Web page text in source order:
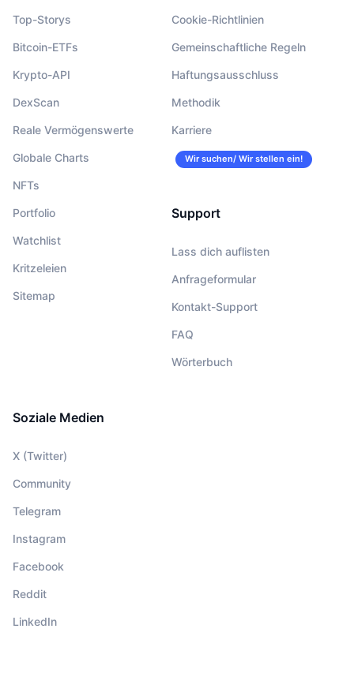
Top-Storys
Bitcoin-ETFs
Krypto-API
DexScan
Reale Vermögenswerte
Globale Charts
NFTs
Portfolio
Watchlist
Kritzeleien
Sitemap
Cookie-Richtlinien
Gemeinschaftliche Regeln
Haftungsausschluss
Methodik
Karriere
Wir suchen/ Wir stellen ein!
Support
Lass dich auflisten
Anfrageformular
Kontakt-Support
FAQ
Wörterbuch
Soziale Medien
X (Twitter)
Community
Telegram
Instagram
Facebook
Reddit
LinkedIn